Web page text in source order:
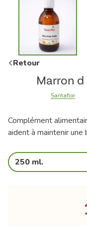
Retour
Marron
Santaflor
Complément
aident à maintenir une
250 ml.